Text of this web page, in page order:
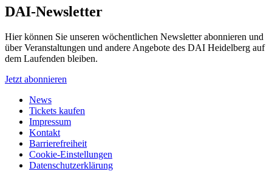
DAI-Newsletter
Hier können Sie unseren wöchentlichen Newsletter abonnieren und
über Veranstaltungen und andere Angebote des DAI Heidelberg auf
dem Laufenden bleiben.
Jetzt abonnieren
News
Tickets kaufen
Impressum
Kontakt
Barrierefreiheit
Cookie-Einstellungen
Datenschutzerklärung